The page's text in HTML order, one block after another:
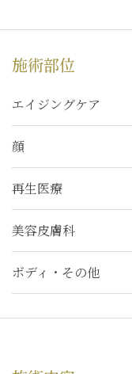
施術部位
エイジングケア
顔
再生医療
美容皮膚科
ボディ・その他